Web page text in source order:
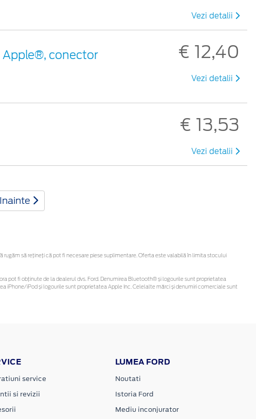
Vezi detalii
Apple®, conector
€ 12,40
Vezi detalii
€ 13,53
Vezi detalii
Inainte
să rețineți că pot fi necesare piese suplimentare. Oferta este valabilă în limita stocului
pot fi obținute de la dealerul dvs. Ford. Denumirea Bluetooth® și logourile sunt proprietatea
iPhone/iPod și logourile sunt proprietatea Apple Inc. Celelalte mărci și denumiri comerciale sunt
service
si revizii
LUMEA FORD
Noutati
Istoria Ford
Mediu inconjurator